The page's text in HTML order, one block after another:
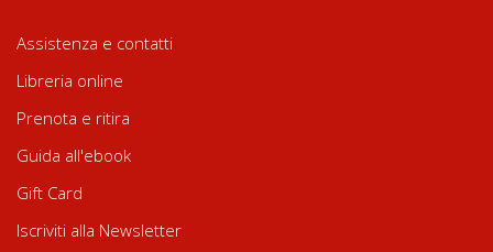
Assistenza e contatti
Libreria online
Prenota e ritira
Guida all'ebook
Gift Card
Iscriviti alla Newsletter